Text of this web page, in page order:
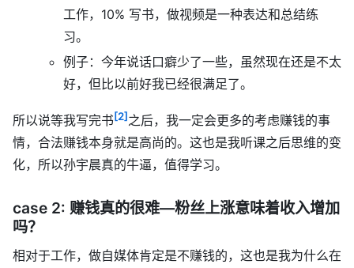
工作，10% 写书，做视频是一种表达和总结练
习。
例子：今年说话口癖少了一些，虽然现在还是不太
好，但比以前好我已经很满足了。
所以说等我写完书[2]之后，我一定会更多的考虑赚钱的事
情，合法赚钱本身就是高尚的。这也是我听课之后思维的变
化，所以孙宇晨真的牛逼，值得学习。
case 2: 赚钱真的很难—粉丝上涨意味着收入增加
吗？
相对于工作，做自媒体肯定是不赚钱的，这也是我为什么在